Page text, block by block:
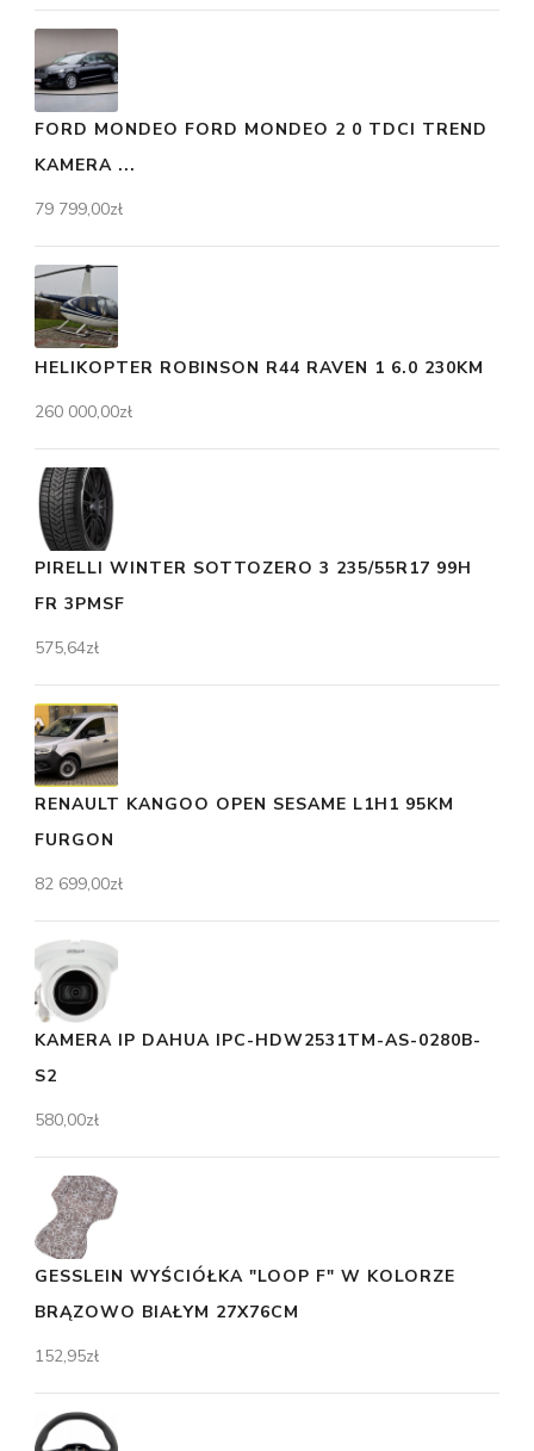
FORD MONDEO FORD MONDEO 2 0 TDCI TREND
KAMERA ...
79 799,00zł
HELIKOPTER ROBINSON R44 RAVEN 1 6.0 230KM
260 000,00zł
PIRELLI WINTER SOTTOZERO 3 235/55R17 99H
FR 3PMSF
575,64zł
RENAULT KANGOO OPEN SESAME L1H1 95KM
FURGON
82 699,00zł
KAMERA IP DAHUA IPC-HDW2531TM-AS-0280B-
S2
580,00zł
GESSLEIN WYŚCIÓŁKA "LOOP F" W KOLORZE
BRĄZOWO BIAŁYM 27X76CM
152,95zł